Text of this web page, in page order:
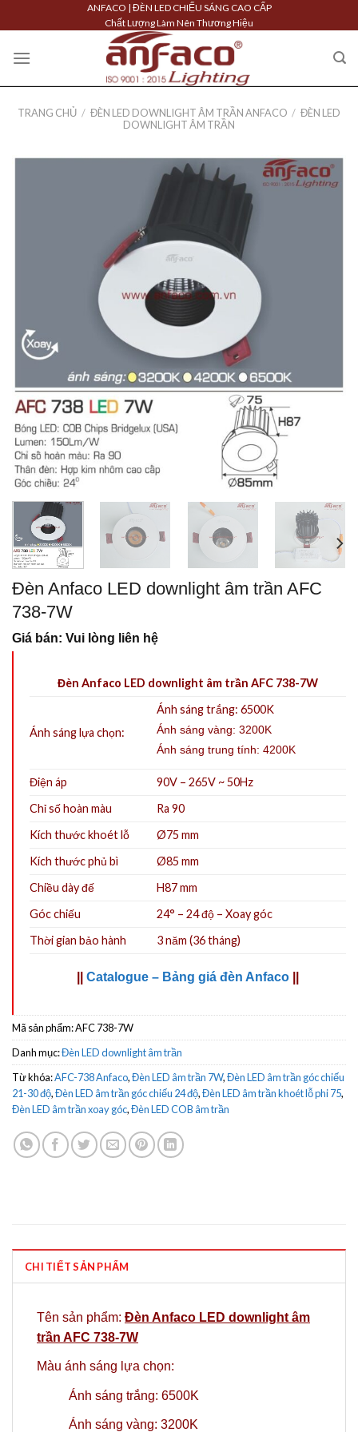
to
content
ANFACO | ĐÈN LED CHIẾU SÁNG CAO CẤP
Chất Lượng Làm Nên Thương Hiệu
TRANG CHỦ / ĐÈN LED DOWNLIGHT ÂM TRẦN ANFACO / ĐÈN LED
DOWNLIGHT ÂM TRẦN
Đèn Anfaco LED downlight âm trần AFC
738-7W
Giá bán: Vui lòng liên hệ
Đèn Anfaco LED downlight âm trần AFC 738-7W
Ánh sáng lựa chọn:
Ánh sáng trắng: 6500K
Ánh sáng vàng: 3200K
Ánh sáng trung tính: 4200K
Điện áp
90V – 265V ~ 50Hz
Chỉ số hoàn màu
Ra 90
Kích thước khoét lỗ
Ø75 mm
Kích thước phủ bì
Ø85 mm
Chiều dày đế
H87 mm
Góc chiếu
24° – 24 độ – Xoay góc
Thời gian bảo hành
3 năm (36 tháng)
Catalogue – Bảng giá đèn Anfaco
Mã sản phẩm:AFC 738-7W
Danh mục:Đèn LED downlight âm trần
Từ khóa:AFC-738 Anfaco,Đèn LED âm trần 7W,Đèn LED âm trần góc chiếu
21-30 độ,Đèn LED âm trần góc chiếu 24 độ,Đèn LED âm trần khoét lỗ phi 75,
Đèn LED âm trần xoay góc,Đèn LED COB âm trần
CHI TIẾT SẢN PHẨM
Tên sản phẩm: Đèn Anfaco LED downlight âm
trần AFC 738-7W
Màu ánh sáng lựa chọn:
Ánh sáng trắng: 6500K
Ánh sáng vàng: 3200K